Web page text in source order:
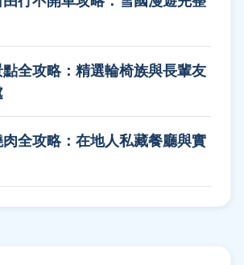
全攻略：精選輪椅族與長輩友
全攻略：在地人私藏餐廳與實